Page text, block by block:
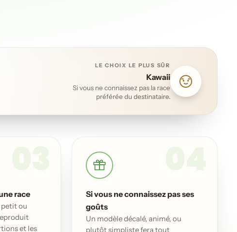
LE CHOIX LE PLUS SÛR
Kawaii
Si vous ne connaissez pas la race
préférée du destinataire.
race
petit ou
et les
Si vous ne connaissez pas ses
goûts
Un modèle décalé, animé, ou
plutôt simpliste fera tout